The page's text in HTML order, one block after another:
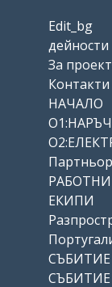
Edit_bg
дейности
За
Контакти
НАЧАЛО
ЕКИПИ
СЪБИТИЕ
СЪБИТИЕ